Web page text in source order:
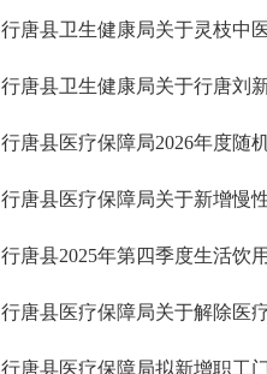
行唐县卫生健康局关于灵枝中
行唐县卫生健康局关于行唐刘
行唐县医疗保障局2026年度随
行唐县医疗保障局关于新增慢
行唐县2025年第四季度生活饮
行唐县医疗保障局关于解除医
行唐县医疗保障局拟新增职工